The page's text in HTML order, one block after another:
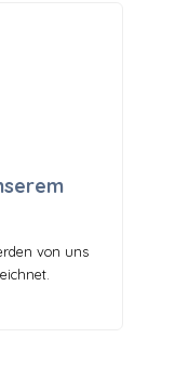
von uns